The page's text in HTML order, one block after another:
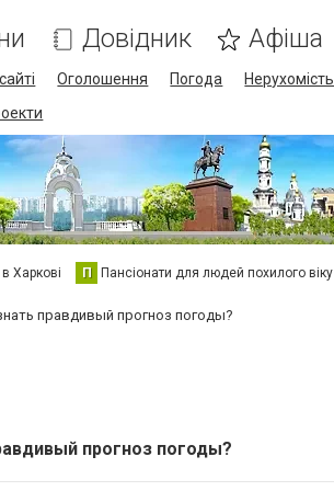
Довідник Афіша
Оголошення Погода Нерухомість
Харкові П Пансіонати для людей похилого віку
правдивый прогноз погоды?
прогноз погоды?